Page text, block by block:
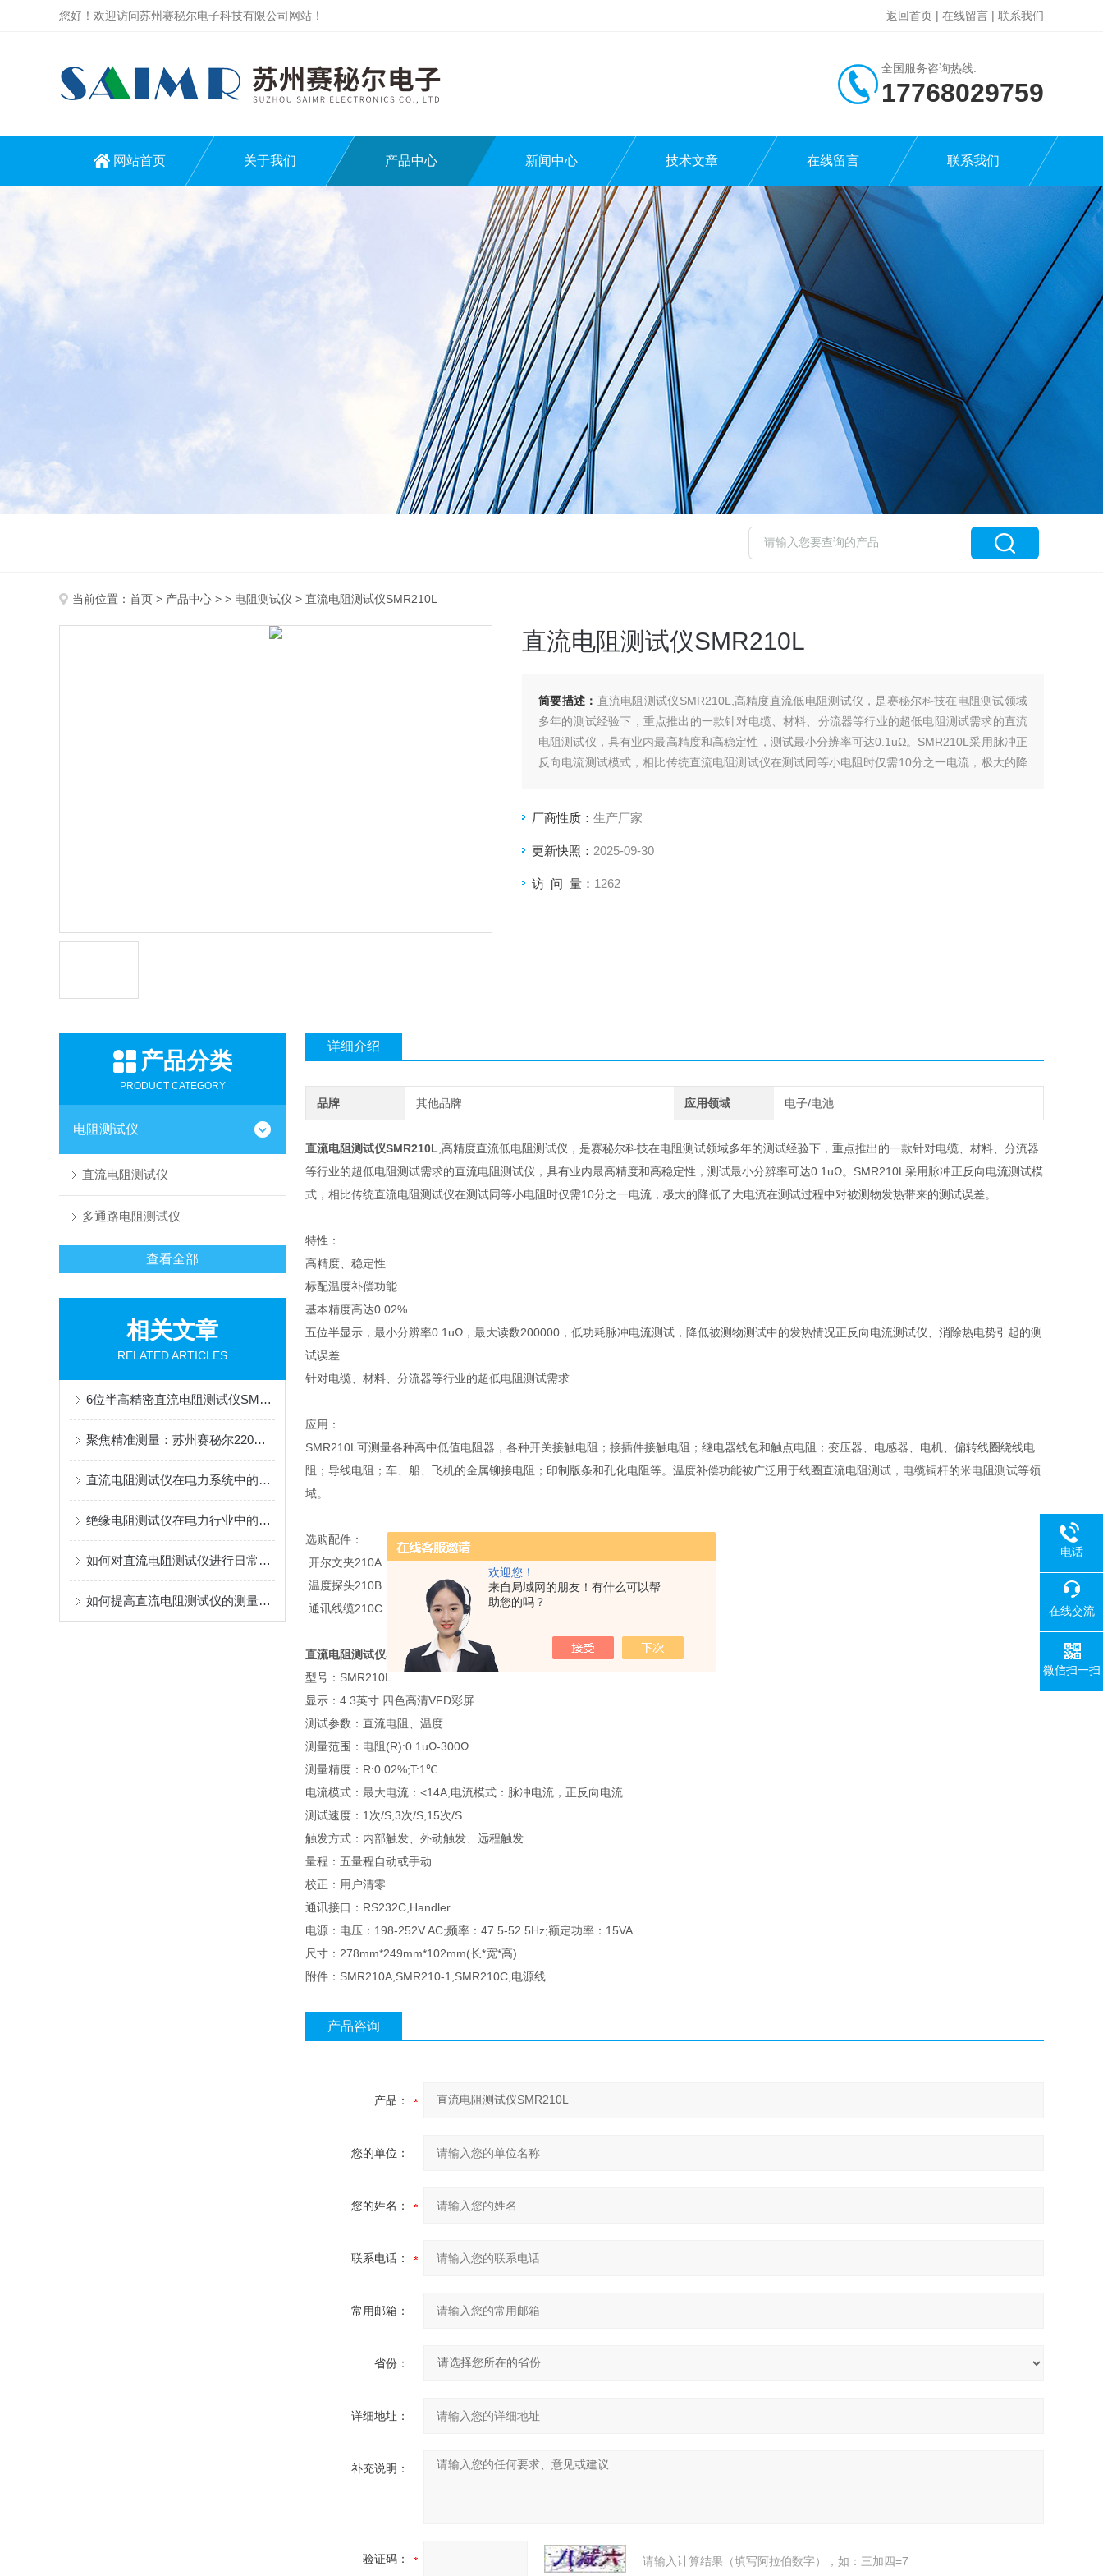
欢迎您！
来自局域网的朋友！有什么可以帮
助您的吗？
您好！欢迎访问苏州赛秘尔电子科技有限公司网站！ 返回首页 | 在线留言 | 联系我们
全国服务咨询热线:
17768029759
网站首页 关于我们 产品中心 新闻中心 技术文章 在线留言 联系我们
当前位置： 首页 > 产品中心 > > 电阻测试仪 > 直流电阻测试仪SMR210L
直流电阻测试仪SMR210L
简要描述： 直流电阻测试仪SMR210L,高精度直流低电阻测试仪，是赛秘尔科技在电阻测试领域
多年的测试经验下，重点推出的一款针对电缆、材料、分流器等行业的超低电阻测试需求的直流
电阻测试仪，具有业内最高精度和高稳定性，测试最小分辨率可达0.1uΩ。SMR210L采用脉冲正
反向电流测试模式，相比传统直流电阻测试仪在测试同等小电阻时仅需10分之一电流，极大的降
厂商性质： 生产厂家
更新快照： 2025-09-30
访 问 量： 1262
产品分类
PRODUCT CATEGORY
电阻测试仪
直流电阻测试仪
多通路电阻测试仪
查看全部
相关文章
RELATED ARTICLES
6位半高精密直流电阻测试仪SMR240：精密测量的高效之选
聚焦精准测量：苏州赛秘尔220直流电阻测试仪专业解读
直流电阻测试仪在电力系统中的重要性
绝缘电阻测试仪在电力行业中的关键作用
如何对直流电阻测试仪进行日常维护？
如何提高直流电阻测试仪的测量准确性与稳定性
详细介绍
品牌 其他品牌 应用领域 电子/电池
直流电阻测试仪SMR210L ,高精度直流低电阻测试仪，是赛秘尔科技在电阻测试领域多年的测试经验下，重点推出的一款针对电缆、材料、分流器
等行业的超低电阻测试需求的直流电阻测试仪，具有业内最高精度和高稳定性，测试最小分辨率可达0.1uΩ。SMR210L采用脉冲正反向电流测试模
式，相比传统直流电阻测试仪在测试同等小电阻时仅需10分之一电流，极大的降低了大电流在测试过程中对被测物发热带来的测试误差。
特性：
高精度、稳定性
标配温度补偿功能
基本精度高达0.02%
五位半显示，最小分辨率0.1uΩ，最大读数200000，低功耗脉冲电流测试，降低被测物测试中的发热情况正反向电流测试仪、消除热电势引起的测
试误差
针对电缆、材料、分流器等行业的超低电阻测试需求
应用：
SMR210L可测量各种高中低值电阻器，各种开关接触电阻；接插件接触电阻；继电器线包和触点电阻；变压器、电感器、电机、偏转线圈绕线电
阻；导线电阻；车、船、飞机的金属铆接电阻；印制版条和孔化电阻等。温度补偿功能被广泛用于线圈直流电阻测试，电缆铜杆的米电阻测试等领
域。
选购配件：
.开尔文夹210A
.温度探头210B
.通讯线缆210C
直流电阻测试仪SMR210L 规格:
型号：SMR210L
显示：4.3英寸 四色高清VFD彩屏
测试参数：直流电阻、温度
测量范围：电阻(R):0.1uΩ-300Ω
测量精度：R:0.02%;T:1℃
电流模式：最大电流：<14A,电流模式：脉冲电流，正反向电流
测试速度：1次/S,3次/S,15次/S
触发方式：内部触发、外动触发、远程触发
量程：五量程自动或手动
校正：用户清零
通讯接口：RS232C,Handler
电源：电压：198-252V AC;频率：47.5-52.5Hz;额定功率：15VA
尺寸：278mm*249mm*102mm(长*宽*高)
附件：SMR210A,SMR210-1,SMR210C,电源线
产品咨询
产品：
您的单位：
您的姓名：
联系电话：
常用邮箱：
省份：
详细地址：
补充说明：
验证码： 请输入计算结果（填写阿拉伯数字），如：三加四=7
电话
在线交流
微信扫一扫